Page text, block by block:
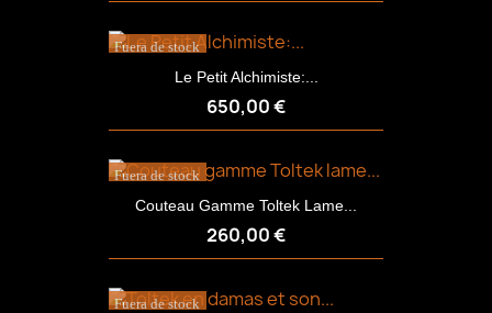
Le Petit Alchimiste:...
650,00 €
Fuera de stock
Couteau Gamme Toltek Lame...
260,00 €
Fuera de stock
Fuera de stock